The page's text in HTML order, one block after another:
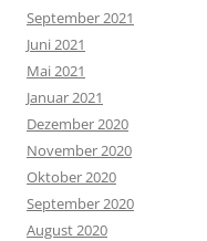
September 2021
Juni 2021
Mai 2021
Januar 2021
Dezember 2020
November 2020
Oktober 2020
September 2020
August 2020